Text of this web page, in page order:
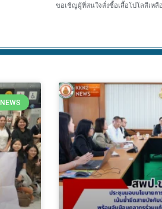
ขอเชิญผู้ที่สนใจสั่งซื้อเสื้อโปโลสีเห